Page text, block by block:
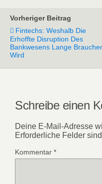
Vorheriger Beitrag
Fintechs: Weshalb Die
Erhoffte Disruption Des
Bankwesens Lange
Wird
Schreibe einen
Deine E-Mail-Adresse
Erforderliche Felder
Kommentar *